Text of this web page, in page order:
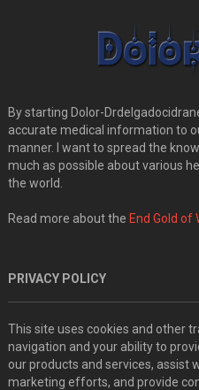
By starting Dolor-
accurate medical information to
manner. I want to spread the
much as possible about various
the world.
Read more about the End Gold of
PRIVACY POLICY
This site uses cookies and other
navigation and your ability to
our products and services, assist
marketing efforts, and provide